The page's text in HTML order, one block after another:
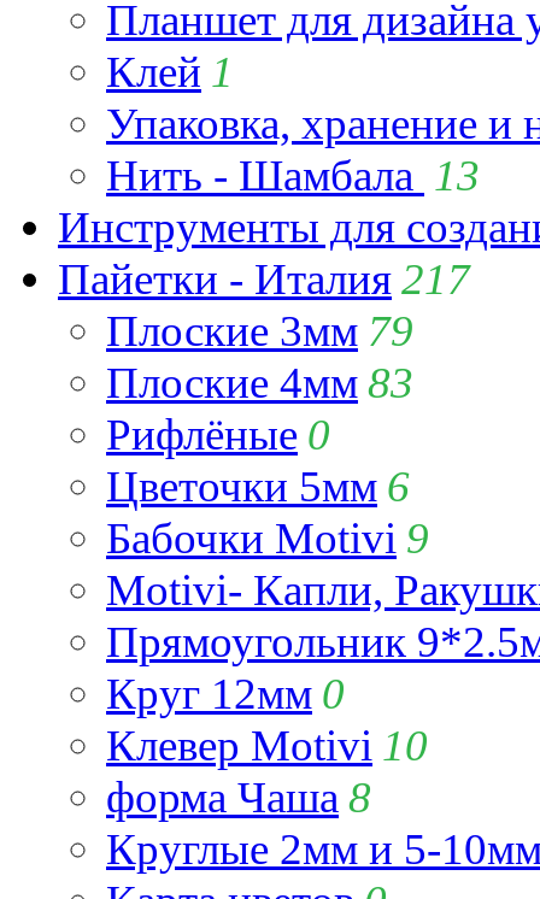
Планшет для
Клей 1
Упаковка, хранение и
Нить - Шамбала 13
Инструменты для
Пайетки - Италия217
Плоские 3мм 79
Плоские 4мм83
Рифлёные 0
Цветочки 5мм 6
Бабочки Motivi 9
Motivi- Капли,
Прямоугольник
Круг 12мм 0
Клевер Motivi 10
форма Чаша 8
Круглые 2мм и 5-